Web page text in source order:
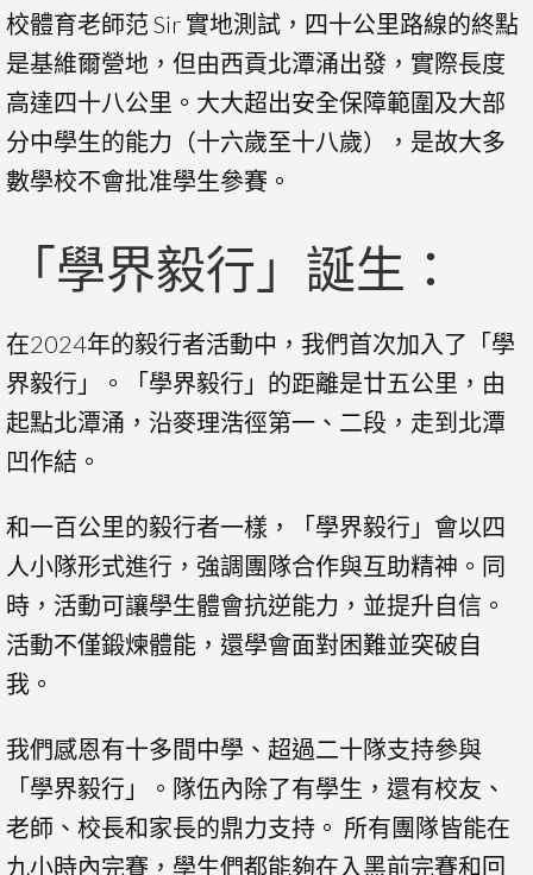
校體育老師范 Sir 實地測試，四十公里路線的終點
是基維爾營地，但由西貢北潭涌出發，實際長度
高達四十八公里。大大超出安全保障範圍及大部
分中學生的能力（十六歲至十八歲），是故大多
數學校不會批准學生參賽。
「學界毅行」誕生：
在2024年的毅行者活動中，我們首次加入了「學
界毅行」。「學界毅行」的距離是廿五公里，由
起點北潭涌，沿麥理浩徑第一、二段，走到北潭
凹作結。
和一百公里的毅行者一樣，「學界毅行」會以四
人小隊形式進行，強調團隊合作與互助精神。同
時，活動可讓學生體會抗逆能力，並提升自信。
活動不僅鍛煉體能，還學會面對困難並突破自
我。
我們感恩有十多間中學、超過二十隊支持參與
「學界毅行」。隊伍內除了有學生，還有校友、
老師、校長和家長的鼎力支持。 所有團隊皆能在
九小時內完賽，學生們都能夠在入黑前完賽和回